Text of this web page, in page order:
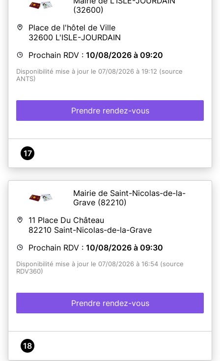
(32600)
Place de l'hôtel de Ville
32600 L'ISLE-JOURDAIN
Prochain RDV : 10/08/2026 à 09:20
Disponibilité mise à jour le 07/08/2026 à 19:12 (source
ANTS)
Prendre rendez-vous
17
Mairie de Saint-Nicolas-de-la-
Grave (82210)
11 Place Du Château
82210 Saint-Nicolas-de-la-Grave
Prochain RDV : 10/08/2026 à 09:30
Disponibilité mise à jour le 07/08/2026 à 16:54 (source
RDV360)
Prendre rendez-vous
18